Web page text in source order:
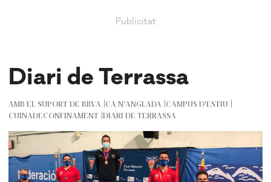
Diari de Terrassa
AMB EL SUPORT DE BBVA CA N'ANGLADA CAMPUS D'ESTIU
CUINADECONFINAMENT DIARI DE TERRASSA